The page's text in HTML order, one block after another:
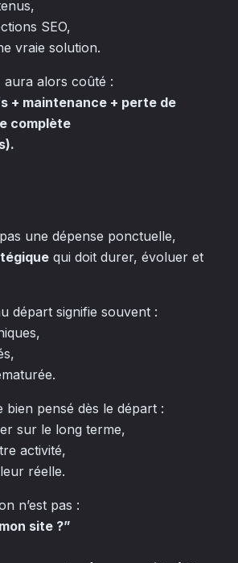
SEO,
vraie solution.
alors coûté :
+ maintenance + perte de
complète
une dépense ponctuelle,
qui doit durer, évoluer et
départ signifie souvent :
bien pensé dès le départ :
sur le long terme,
activité,
réelle.
n’est pas :
site ?”